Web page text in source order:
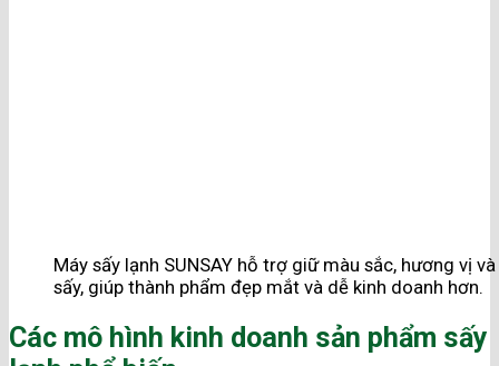
Máy sấy lạnh SUNSAY hỗ trợ giữ màu sắc, hương vị
sấy, giúp thành phẩm đẹp mắt và dễ kinh doanh hơn.
Các mô hình kinh doanh sản phẩm sấy